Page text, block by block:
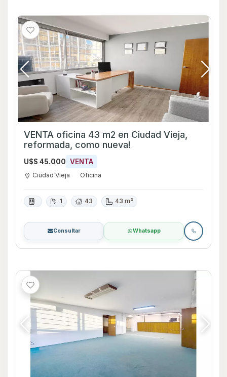
VENTA oficina 43 m2 en Ciudad Vieja,
reformada, como nueva!
U$S 45.000 VENTA
Ciudad Vieja Oficina
1 43 43 m²
Consultar Whatsapp